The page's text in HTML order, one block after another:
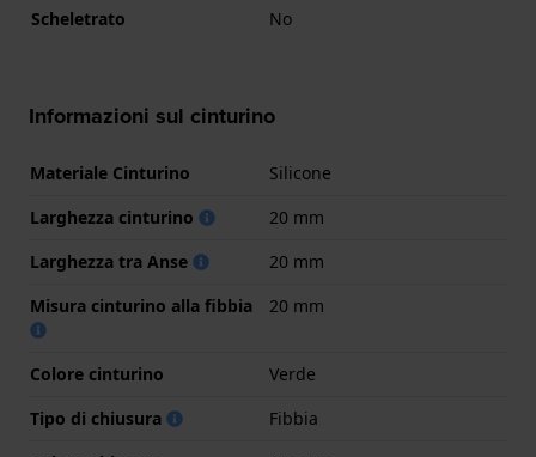
Scheletrato
No
Informazioni sul cinturino
Materiale Cinturino
Silicone
Larghezza cinturino
20 mm
Larghezza tra Anse
20 mm
Misura cinturino alla fibbia
20 mm
Colore cinturino
Verde
Tipo di chiusura
Fibbia